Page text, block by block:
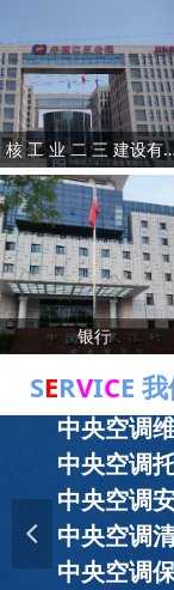
核 工 业 二 三
银行
系统维护保养,维修清洗,
能更好的解决水冷空调系
企业目标 ——为舒适、健康
而奋斗！
企业宗旨——诚信 责任 合
企业理念——创新节能环保
质量准则——质量是企业的
服务准则——追求卓越 真诚
专业的技术、可靠的质量、
是我们对新老客户坚定的承
中央空调
中央空调
中央空调
中央空调
中央空调
넳
SERVICE